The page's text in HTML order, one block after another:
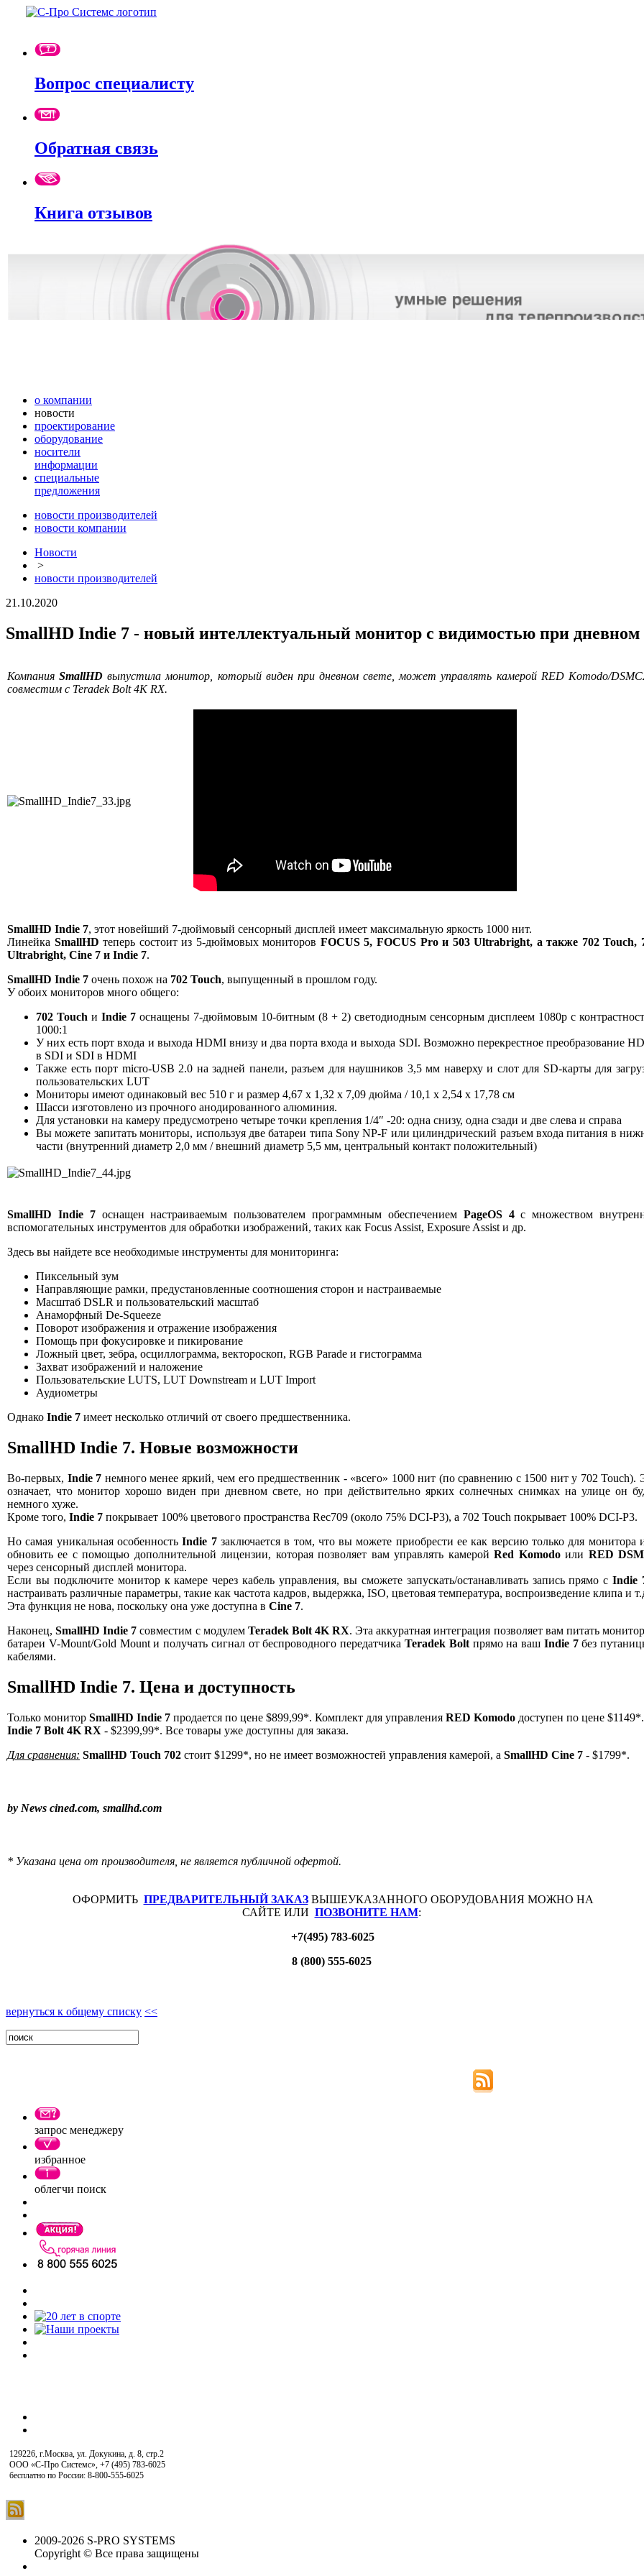
Вопрос специалисту
Обратная связь
Книга отзывов
о компании
новости
проектирование
оборудование
носители
информации
специальные
предложения
новости производителей
новости компании
Новости
>
новости производителей
21.10.2020
SmallHD Indie 7 - новый интеллектуальный монитор с видимостью при дневном
КомпанияSmallHDвыпустила монитор, который виден при дневном свете, может управлять камерой RED Komodo/
совместим с Teradek Bolt 4K RX.
SmallHD Indie 7, этот новейший 7-дюймовый сенсорный дисплей имеет максимальную яркость 1000 нит.
Линейка SmallHD теперь состоит из 5-дюймовых мониторов FOCUS 5, FOCUS Pro и 503 Ultrabright, а также 702 Touch,
Ultrabright, Cine 7 и Indie 7.
SmallHD Indie 7 очень похож на 702 Touch, выпущенный в прошлом году.
У обоих мониторов много общего:
702 Touch и Indie 7 оснащены 7-дюймовым 10-битным (8 + 2) светодиодным сенсорным дисплеем 1080p с
1000:1
У них есть порт входа и выхода HDMI внизу и два порта входа и выхода SDI. Возможно перекрестное преобразование
в SDI и SDI в HDMI
Также есть порт micro-USB 2.0 на задней панели, разъем для наушников 3,5 мм наверху и слот для SD-карты для
пользовательских LUT
Мониторы имеют одинаковый вес 510 г и размер 4,67 x 1,32 x 7,09 дюйма / 10,1 x 2,54 x 17,78 см
Шасси изготовлено из прочного анодированного алюминия.
Для установки на камеру предусмотрено четыре точки крепления 1/4″ -20: одна снизу, одна сзади и две слева и справа
Вы можете запитать мониторы, используя две батареи типа Sony NP-F или цилиндрический разъем входа питания в
части (внутренний диаметр 2,0 мм / внешний диаметр 5,5 мм, центральный контакт положительный)
SmallHD Indie 7оснащен настраиваемым пользователем программным обеспечением PageOS 4с множеством
вспомогательных инструментов для обработки изображений, таких как Focus Assist, Exposure Assist и др.
Здесь вы найдете все необходимые инструменты для мониторинга:
Пиксельный зум
Направляющие рамки, предустановленные соотношения сторон и настраиваемые
Масштаб DSLR и пользовательский масштаб
Анаморфный De-Squeeze
Поворот изображения и отражение изображения
Помощь при фокусировке и пикирование
Ложный цвет, зебра, осциллограмма, вектороскоп, RGB Parade и гистограмма
Захват изображений и наложение
Пользовательские LUTS, LUT Downstream и LUT Import
Аудиометры
Однако Indie 7 имеет несколько отличий от своего предшественника.
SmallHD Indie 7. Новые возможности
Во-первых, Indie 7 немного менее яркий, чем его предшественник - «всего» 1000 нит (по сравнению с 1500 нит у 702 Touch).
означает, что монитор хорошо виден при дневном свете, но при действительно ярких солнечных снимках на улице он
немного хуже.
Кроме того, Indie 7 покрывает 100% цветового пространства Rec709 (около 75% DCI-P3), а 702 Touch покрывает 100% DCI-P3.
Но самая уникальная особенностьIndie 7заключается в том, что вы можете приобрести ее как версию только для монитора
обновить ее с помощью дополнительной лицензии, которая позволяет вам управлять камеройRed Komodoили RED
через сенсорный дисплей монитора.
Если вы подключите монитор к камере через кабель управления, вы сможете запускать/останавливать запись прямо сIndie
настраивать различные параметры, такие как частота кадров, выдержка, ISO, цветовая температура, воспроизведение клипа и
Эта функция не нова, поскольку она уже доступна в Cine 7.
Наконец,SmallHD Indie 7 совместим с модулем Teradek Bolt 4K RX. Эта аккуратная интеграция позволяет вам питать
батареи V-Mount/Gold Mount и получать сигнал от беспроводного передатчика Teradek Boltпрямо на ваш Indie 7без
кабелями.
SmallHD Indie 7. Цена и доступность
Только монитор SmallHD Indie 7 продается по цене $899,99*. Комплект для управления RED Komodo доступен по цене $1149*.
Indie 7 Bolt 4K RX - $2399,99*. Все товары уже доступны для заказа.
Для сравнения: SmallHD Touch 702 стоит $1299*, но не имеет возможностей управления камерой, а SmallHD Cine 7 - $1799*.
by News cined.com, smallhd.com
* Указана цена от производителя, не является публичной офертой.
ОФОРМИТЬ ПРЕДВАРИТЕЛЬНЫЙ ЗАКАЗВЫШЕУКАЗАННОГО ОБОРУДОВАНИЯ МОЖНО НА
САЙТЕ ИЛИ ПОЗВОНИТЕ НАМ:
+7(495) 783-6025
8 (800) 555-6025
вернуться к общему списку <<
запрос менеджеру
избранное
облегчи поиск
129226, г.Москва, ул. Докукина, д. 8, стр.2
ООО «С-Про Системс», +7 (495) 783-6025
бесплатно по России: 8-800-555-6025
2009-2026 S-PRO SYSTEMS
Copyright © Все права защищены